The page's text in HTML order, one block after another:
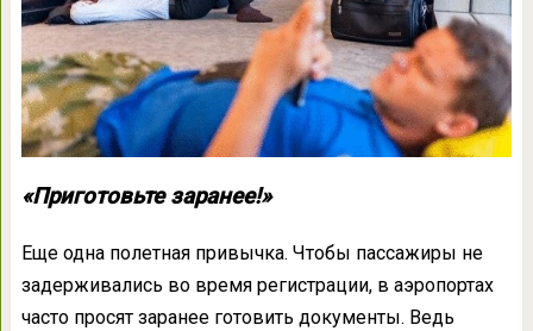
«Приготовьте заранее!»
Еще одна полетная привычка. Чтобы пассажиры не
задерживались во время регистрации, в аэропортах
часто просят заранее готовить документы. Ведь